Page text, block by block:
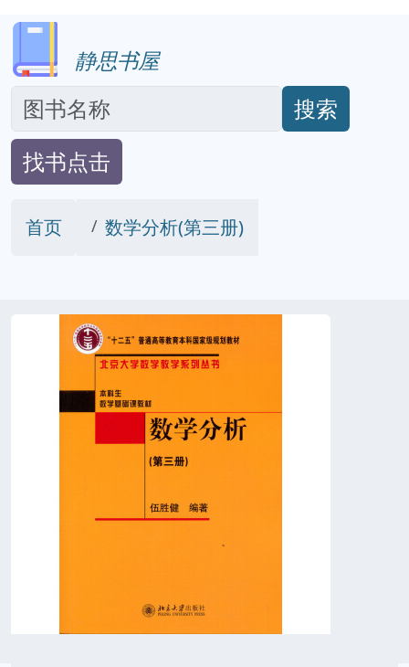
静思书屋
搜索
找书点击
首页 数学分析(第三册)